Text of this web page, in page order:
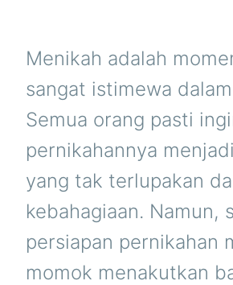
Menikah adalah
sangat istimewa
Semua orang pasti
pernikahannya
yang tak terlupakan
kebahagiaan. Namun,
persiapan pernikahan
momok menakutkan